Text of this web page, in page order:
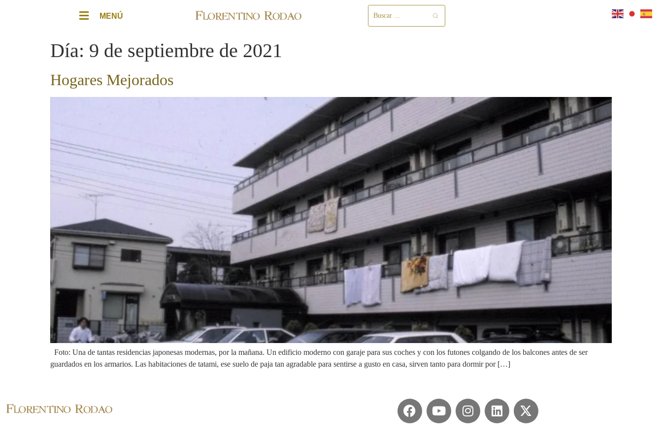
MENÚ
Día: 9 de septiembre de 2021
Hogares Mejorados
Foto: Una de tantas residencias japonesas modernas, por la mañana. Un edificio moderno con garaje para sus coches y con los futones colgando de los balcones antes de ser
guardados en los armarios. Las habitaciones de tatami, ese suelo de paja tan agradable para sentirse a gusto en casa, sirven tanto para dormir por […]